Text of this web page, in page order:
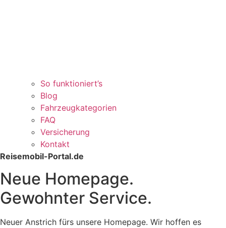
So funktioniert’s
Blog
Fahrzeugkategorien
FAQ
Versicherung
Kontakt
Reisemobil-Portal.de
Neue Homepage.
Gewohnter Service.
Neuer Anstrich fürs unsere Homepage. Wir hoffen es